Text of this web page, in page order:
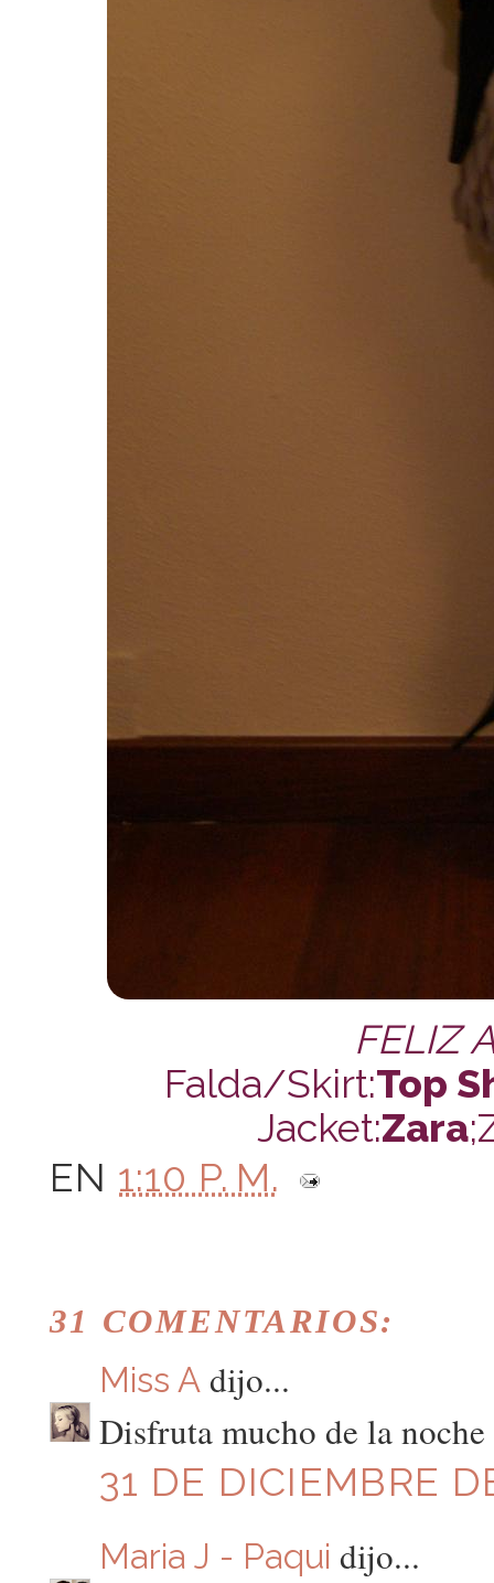
FELIZ
Falda/Skirt:Top
Jacket:Zara
EN 1:10 P. M.
31 COMENTARIOS:
Miss Adijo...
Disfruta mucho de la
31 DE DICIEMBRE
Maria J - Paqui dijo...